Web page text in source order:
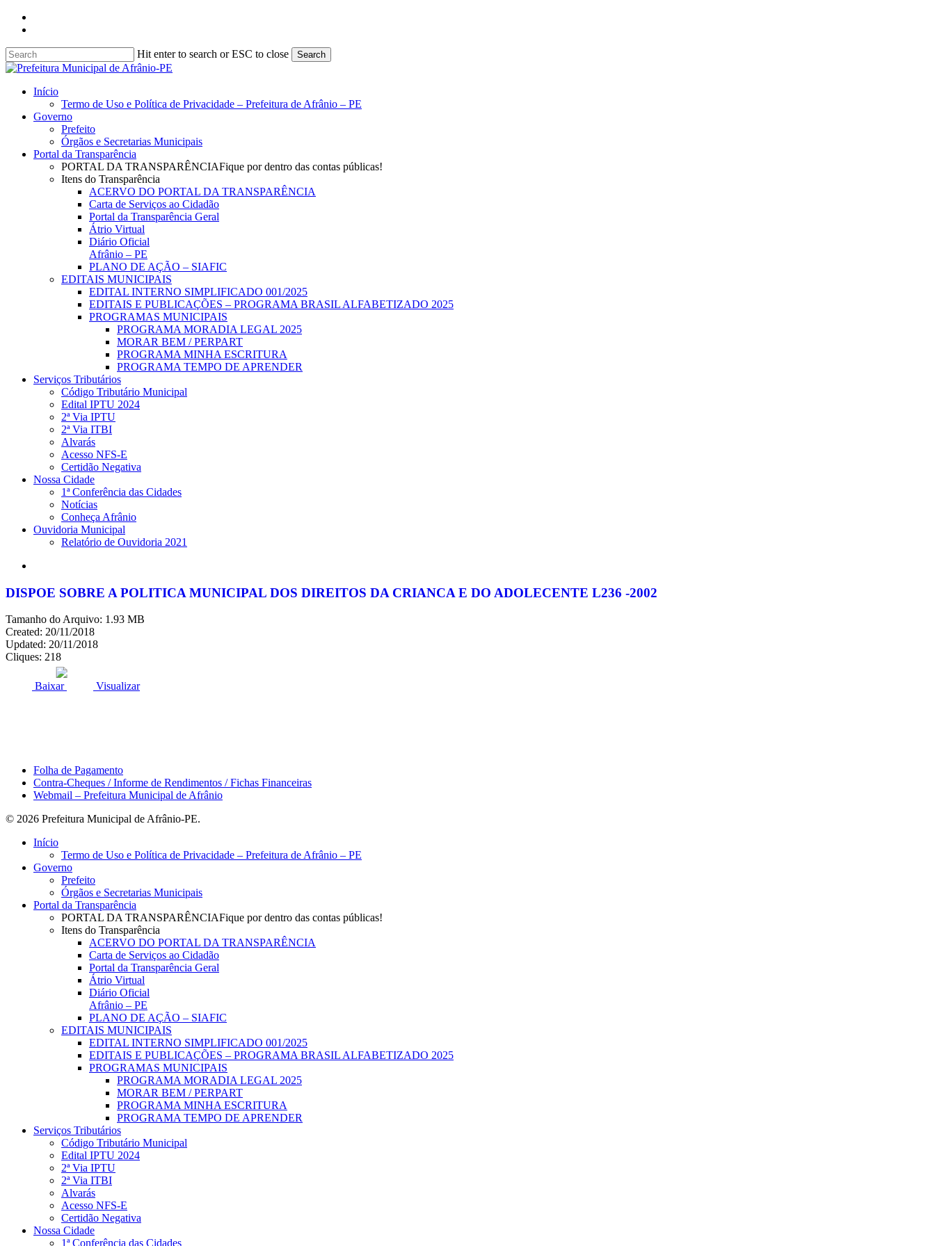
Skip
content
Hit enter to search or ESC to close Search
Close
search
Menu
Início
Termo de Uso e Política de Privacidade – Prefeitura de Afrânio – PE
Governo
Prefeito
Órgãos e Secretarias Municipais
Portal da Transparência
PORTAL DA TRANSPARÊNCIAFique por dentro das contas públicas!
Itens do Transparência
ACERVO DO PORTAL DA TRANSPARÊNCIA
Carta de Serviços ao Cidadão
Portal da Transparência Geral
Átrio Virtual
Diário Oficial
Afrânio – PE
PLANO DE AÇÃO – SIAFIC
EDITAIS MUNICIPAIS
EDITAL INTERNO SIMPLIFICADO 001/2025
EDITAIS E PUBLICAÇÕES – PROGRAMA BRASIL ALFABETIZADO 2025
PROGRAMAS MUNICIPAIS
PROGRAMA MORADIA LEGAL 2025
MORAR BEM / PERPART
PROGRAMA MINHA ESCRITURA
PROGRAMA TEMPO DE APRENDER
Serviços Tributários
Código Tributário Municipal
Edital IPTU 2024
2ª Via IPTU
2ª Via ITBI
Alvarás
Acesso NFS-E
Certidão Negativa
Nossa Cidade
1ª Conferência das Cidades
Notícias
Conheça Afrânio
Ouvidoria Municipal
Relatório de Ouvidoria 2021
DISPOE SOBRE A POLITICA MUNICIPAL DOS DIREITOS DA CRIANCA E DO ADOLECENTE L236 -2002
Tamanho do Arquivo: 1.93 MB
Created: 20/11/2018
Updated: 20/11/2018
Cliques: 218
Baixar Visualizar
Folha de Pagamento
Contra-Cheques / Informe de Rendimentos / Fichas Financeiras
Webmail – Prefeitura Municipal de Afrânio
© 2026 Prefeitura Municipal de Afrânio-PE.
Close
Início
Termo de Uso e Política de Privacidade – Prefeitura de Afrânio – PE
Governo
Prefeito
Órgãos e Secretarias Municipais
Portal da Transparência
PORTAL DA TRANSPARÊNCIAFique por dentro das contas públicas!
Itens do Transparência
ACERVO DO PORTAL DA TRANSPARÊNCIA
Carta de Serviços ao Cidadão
Portal da Transparência Geral
Átrio Virtual
Diário Oficial
Afrânio – PE
PLANO DE AÇÃO – SIAFIC
EDITAIS MUNICIPAIS
EDITAL INTERNO SIMPLIFICADO 001/2025
EDITAIS E PUBLICAÇÕES – PROGRAMA BRASIL ALFABETIZADO 2025
PROGRAMAS MUNICIPAIS
PROGRAMA MORADIA LEGAL 2025
MORAR BEM / PERPART
PROGRAMA MINHA ESCRITURA
PROGRAMA TEMPO DE APRENDER
Serviços Tributários
Código Tributário Municipal
Edital IPTU 2024
2ª Via IPTU
2ª Via ITBI
Alvarás
Acesso NFS-E
Certidão Negativa
Nossa Cidade
1ª Conferência das Cidades